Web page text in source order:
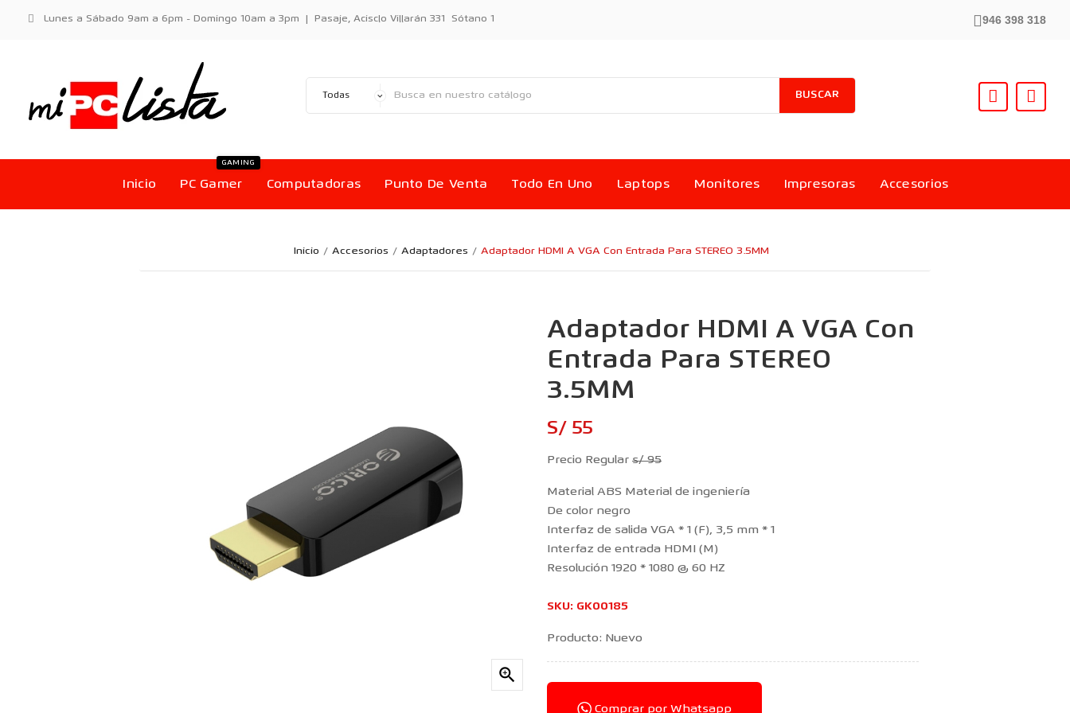
Lunes a Sábado 9am a 6pm - Domingo 10am a 3pm | Pasaje, Acisclo Villarán 331 Sótano 1 946 398 318
BUSCAR
Inicio PC Gamer
GAMING
Computadoras Punto De Venta Todo En Uno Laptops Monitores Impresoras Accesorios
Inicio Accesorios Adaptadores Adaptador HDMI A VGA Con Entrada Para STEREO 3.5MM

Adaptador HDMI A VGA Con
Entrada Para STEREO
3.5MM
S/ 55
Precio Regular s/ 95
Material ABS Material de ingeniería
De color negro
Interfaz de salida VGA * 1 (F), 3,5 mm * 1
Interfaz de entrada HDMI (M)
Resolución 1920 * 1080 @ 60 HZ
SKU: GK00185
Producto: Nuevo
Comprar por Whatsapp